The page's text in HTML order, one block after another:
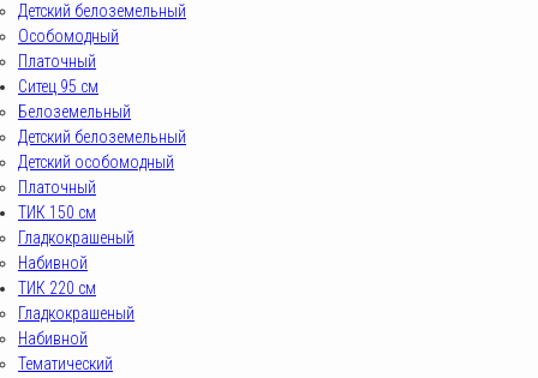
Детский белоземельный
Особомодный
Платочный
Ситец 95 см
Белоземельный
Детский белоземельный
Детский особомодный
Платочный
ТИК 150 см
Гладкокрашеный
Набивной
ТИК 220 см
Гладкокрашеный
Набивной
Тематический